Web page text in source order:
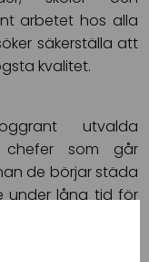
arbetet hos alla
säkerställa att
kvalitet.
utvalda
chefer som går
de börjar städa
under lång tid för